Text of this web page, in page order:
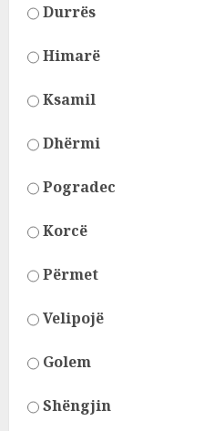
Durrës
Himarë
Ksamil
Dhërmi
Pogradec
Korcë
Përmet
Velipojë
Golem
Shëngjin